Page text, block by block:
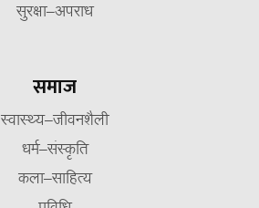
सुरक्षा–अपराध
समाज
स्वास्थ्य–जीवनशैली
धर्म–संस्कृति
कला–साहित्य